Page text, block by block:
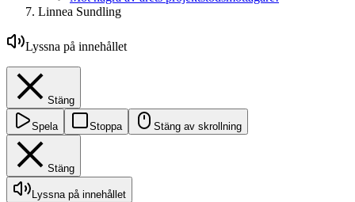
Linnea Sundling
Lyssna på innehållet
Stäng
Spela Stoppa Stäng av skrollning
Stäng
Lyssna på innehållet